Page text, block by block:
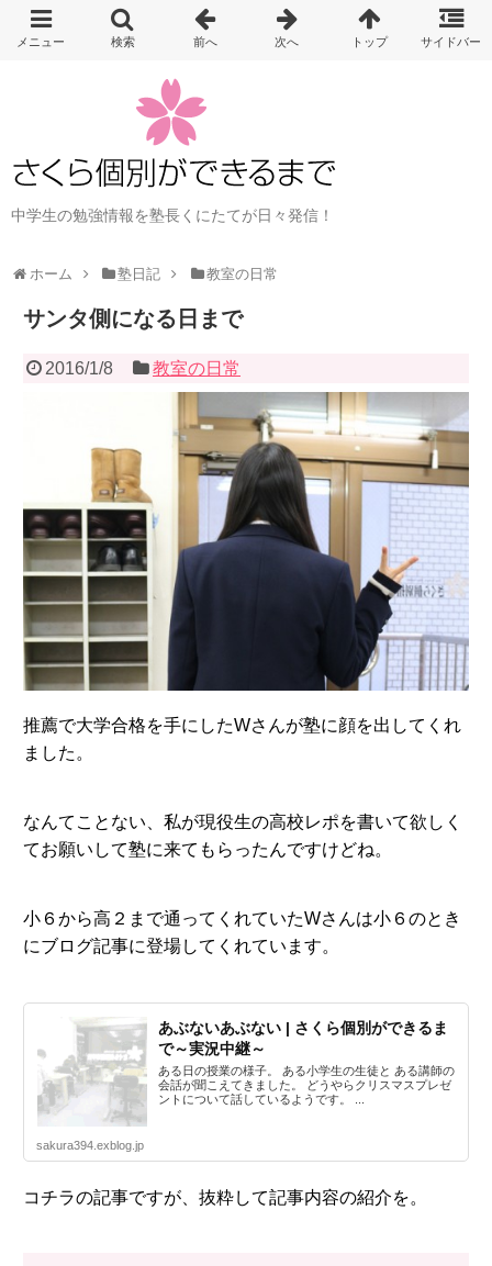
中学生の勉強情報を塾長くにたてが日々発信！
ホーム 塾日記 教室の日常
サンタ側になる日まで
2016/1/8 教室の日常
推薦で大学合格を手にしたWさんが塾に顔を出してくれ
ました。
なんてことない、私が現役生の高校レポを書いて欲しく
てお願いして塾に来てもらったんですけどね。
小６から高２まで通ってくれていたWさんは小６のとき
にブログ記事に登場してくれています。
あぶないあぶない | さくら個別ができるま
で～実況中継～
ある日の授業の様子。 ある小学生の生徒と ある講師の
会話が聞こえてきました。 どうやらクリスマスプレゼ
ントについて話しているようです。 ...
sakura394.exblog.jp
コチラの記事ですが、抜粋して記事内容の紹介を。